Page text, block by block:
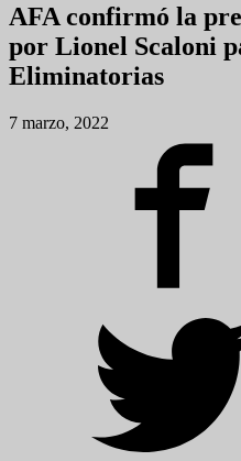
AFA confirmó la
por Lionel Scaloni
Eliminatorias
7 marzo, 2022